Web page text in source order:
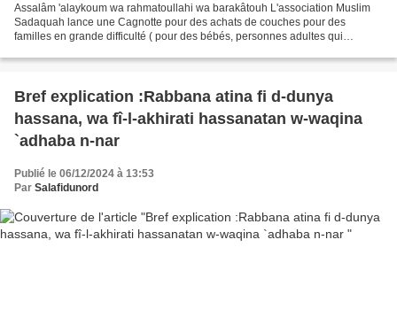
Assalâm 'alaykoum wa rahmatoullahi wa barakâtouh L'association Muslim
Sadaquah lance une Cagnotte pour des achats de couches pour des
familles en grande difficulté ( pour des bébés, personnes adultes qui
Bref explication :Rabbana atina fi d-dunya
hassana, wa fî-l-akhirati hassanatan w-waqina
`adhaba n-nar
Publié le 06/12/2024 à 13:53
Par Salafidunord